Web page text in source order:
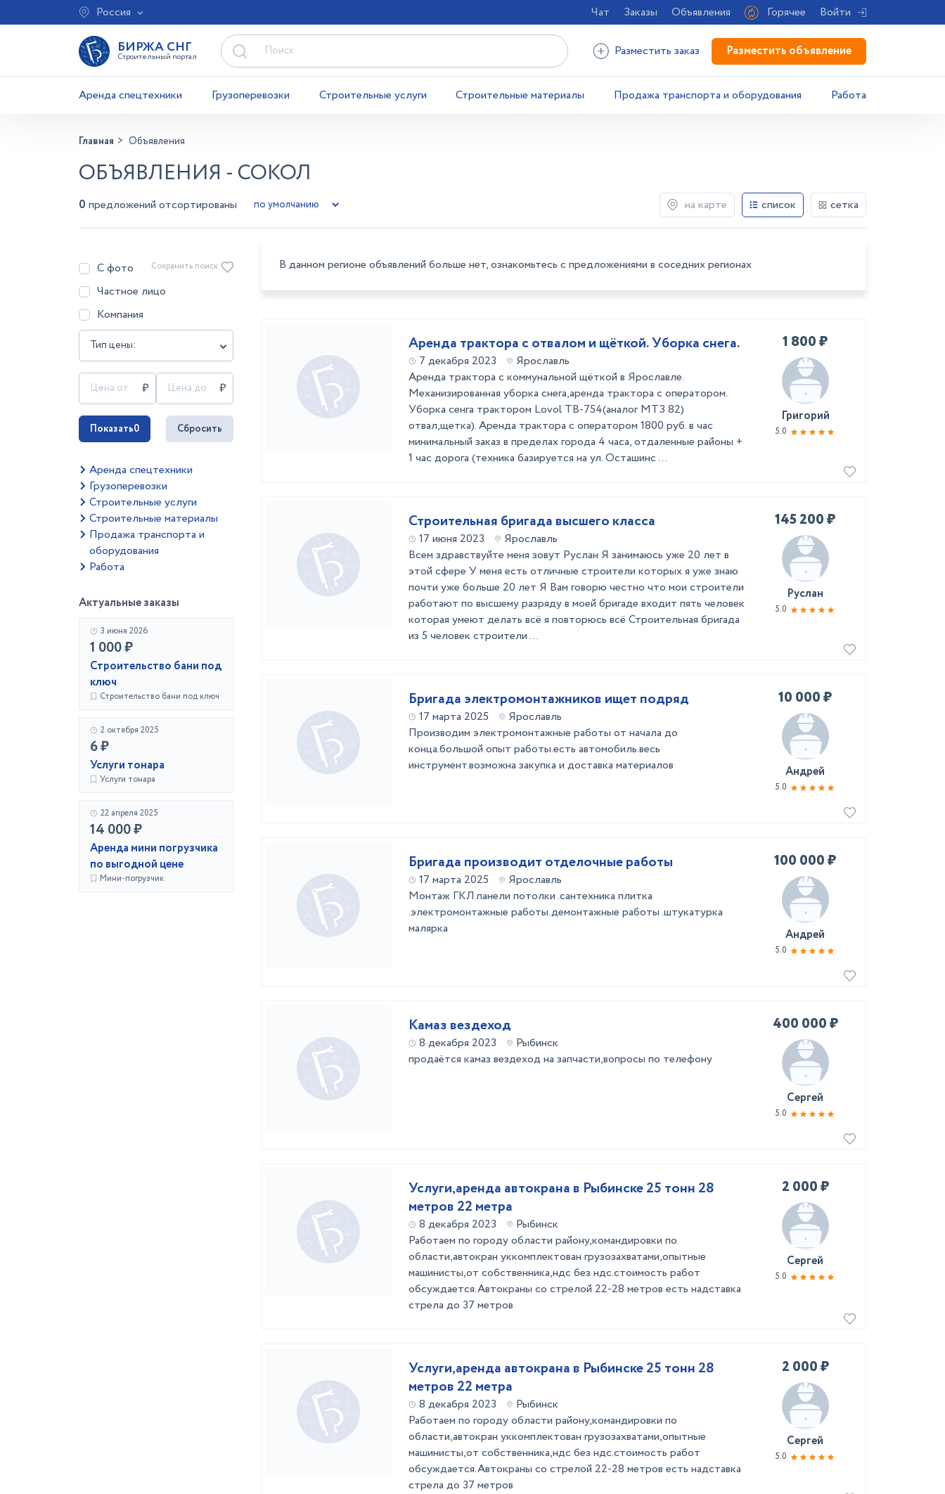
Россия Чат Заказы Объявления Горячее Войти
БИРЖА СНГ
Строительный портал Разместить заказ Разместить объявление
Аренда спецтехники Грузоперевозки Строительные услуги Строительные материалы Продажа транспорта и оборудования Работа
Главная Объявления
ОБЪЯВЛЕНИЯ - СОКОЛ
0 предложений отсортированы на карте список сетка
С фото
Частное лицо
Компания
Тип цены:
Сохранить поиск
Показать0 Сбросить
Аренда спецтехники
Грузоперевозки
Строительные услуги
Строительные материалы
Продажа транспорта и
оборудования
Работа
Актуальные заказы
3 июня 2026
1 000 ₽
Строительство бани под
ключ
Строительство бани под ключ
2 октября 2025
6 ₽
Услуги тонара
Услуги тонара
22 апреля 2025
14 000 ₽
Аренда мини погрузчика
по выгодной цене
Мини-погрузчик
В данном регионе объявлений больше нет, ознакомьтесь с предложениями в соседних регионах
Аренда трактора с отвалом и щёткой. Уборка снега.
7 декабря 2023
Ярославль
Аренда трактора с коммунальной щёткой в Ярославле.
Механизированная уборка снега,аренда трактора с оператором.
Уборка сенга трактором Lovol ТВ-754(аналог МТЗ 82)
отвал,щетка). Аренда трактора с оператором 1800 руб. в час
минимальный заказ в пределах города 4 часа, отдаленные районы +
1 час дорога (техника базируется на ул. Осташинс ...
1 800 ₽
Григорий
5.0
Строительная бригада высшего класса
17 июня 2023
Ярославль
Всем здравствуйте меня зовут Руслан Я занимаюсь уже 20 лет в
этой сфере У меня есть отличные строители которых я уже знаю
почти уже больше 20 лет Я Вам говорю честно что мои строители
работают по высшему разряду в моей бригаде входит пять человек
которая умеют делать всё я повторюсь всё Строительная бригада
из 5 человек строители ...
145 200 ₽
Руслан
5.0
Бригада электромонтажников ищет подряд
17 марта 2025
Ярославль
Производим электромонтажные работы от начала до
конца.большой опыт работы.есть автомобиль.весь
инструмент.возможна закупка и доставка материалов
10 000 ₽
Андрей
5.0
Бригада производит отделочные работы
17 марта 2025
Ярославль
Монтаж ГКЛ.панели потолки .сантехника плитка
.электромонтажные работы.демонтажные работы .штукатурка
малярка
100 000 ₽
Андрей
5.0
Камаз вездеход
8 декабря 2023
Рыбинск
продаётся камаз вездеход на запчасти,вопросы по телефону
400 000 ₽
Сергей
5.0
Услуги,аренда автокрана в Рыбинске 25 тонн 28
метров 22 метра
8 декабря 2023
Рыбинск
Работаем по городу области району,командировки по
области,автокран уккомплектован грузозахватами,опытные
машинисты,от собственника,ндс без ндс.стоимость работ
обсуждается.Автокраны со стрелой 22-28 метров есть надставка
стрела до 37 метров
2 000 ₽
Сергей
5.0
Услуги,аренда автокрана в Рыбинске 25 тонн 28
метров 22 метра
8 декабря 2023
Рыбинск
Работаем по городу области району,командировки по
области,автокран уккомплектован грузозахватами,опытные
машинисты,от собственника,ндс без ндс.стоимость работ
обсуждается.Автокраны со стрелой 22-28 метров есть надставка
стрела до 37 метров
2 000 ₽
Сергей
5.0